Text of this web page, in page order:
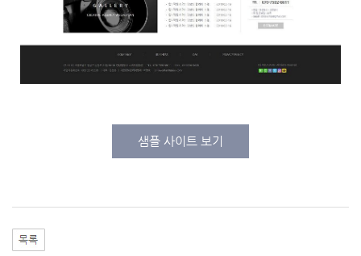
샘플 사이트 보기